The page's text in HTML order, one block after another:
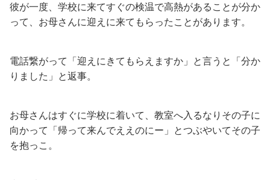
彼が一度、学校に来てすぐの検温で高熱があることが分か
って、お母さんに迎えに来てもらったことがあります。
電話繋がって「迎えにきてもらえますか」と言うと「分か
りました」と返事。
お母さんはすぐに学校に着いて、教室へ入るなりその子に
向かって「帰って来んでええのにー」とつぶやいてその子
を抱っこ。